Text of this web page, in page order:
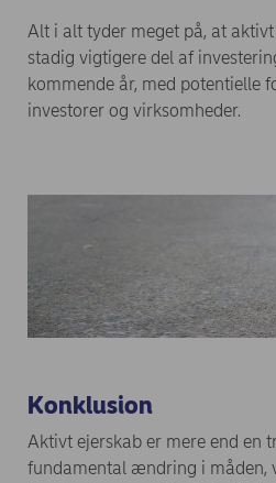
Alt i alt tyder meget på, at
stadig vigtigere del af
kommende år, med potentielle
investorer og virksomheder.
Konklusion
Aktivt ejerskab er mere end en
fundamental ændring i måden,